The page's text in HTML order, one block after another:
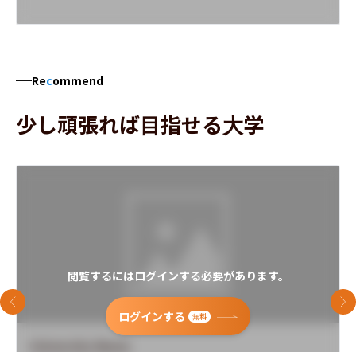
Recommend
少し頑張れば目指せる大学
閲覧するにはログインする必要があります。
ログインする 無料
前のスライド 次